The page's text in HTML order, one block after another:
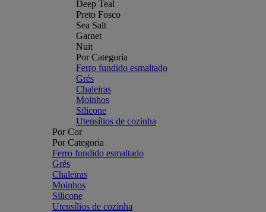
Deep Teal
Preto Fosco
Sea Salt
Garnet
Nuit
Por Categoria
Ferro fundido esmaltado
Grés
Chaleiras
Moinhos
Silicone
Utensílios de cozinha
Por Cor
Por Categoria
Ferro fundido esmaltado
Grés
Chaleiras
Moinhos
Silicone
Utensílios de cozinha